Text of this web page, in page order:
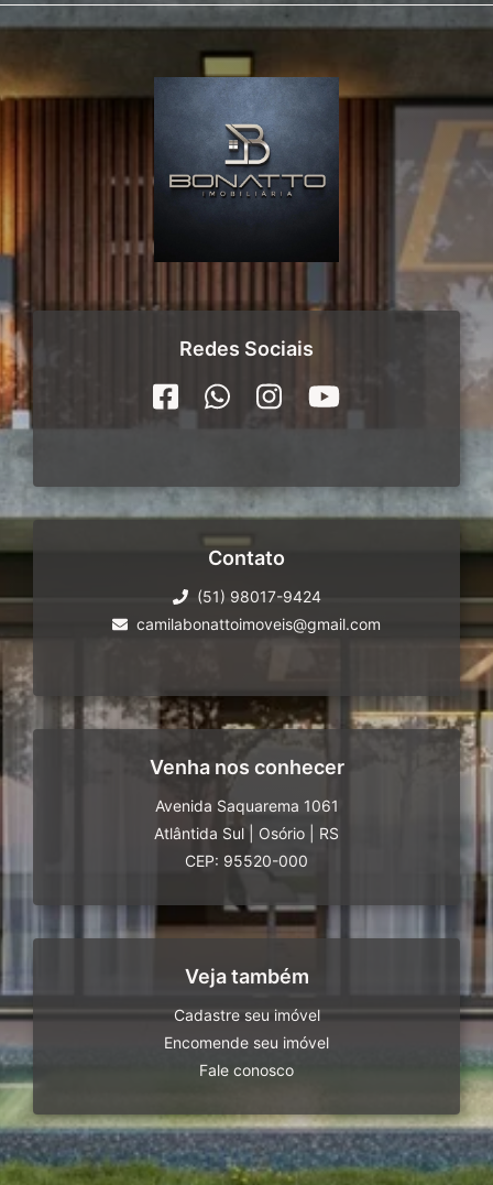
Redes Sociais
Contato
(51) 98017-9424
camilabonattoimoveis@gmail.com
Venha nos conhecer
Avenida Saquarema 1061
Atlântida Sul
Osório
RS
CEP: 95520-000
Veja também
Cadastre seu imóvel
Encomende seu imóvel
Fale conosco